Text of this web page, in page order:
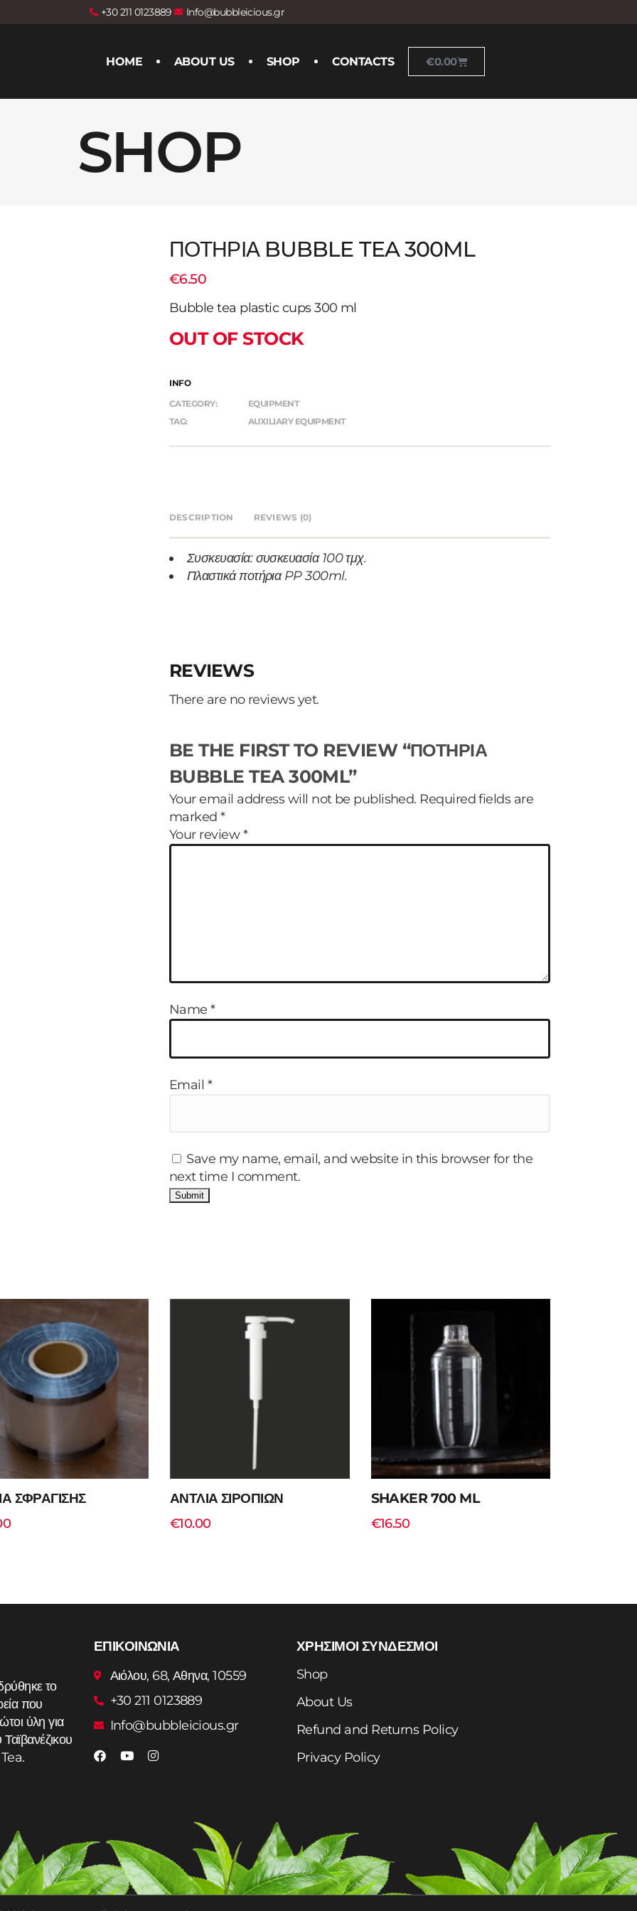
+30 211 0123889 Info@bubbleicious.gr
HOME ABOUT US SHOP CONTACTS €0.00
SHOP
ΠΟΤΗΡΙΑ BUBBLE TEA 300ML
€6.50
Bubble tea plastic cups 300 ml
OUT OF STOCK
INFO
CATEGORY:
EQUIPMENT
TAG:
AUXILIARY EQUIPMENT
DESCRIPTION REVIEWS (0)
Συσκευασία: συσκευασία 100 τμχ.
Πλαστικά ποτήρια PP 300ml.
REVIEWS
There are no reviews yet.
BE THE FIRST TO REVIEW “ΠΟΤΗΡΙΑ
BUBBLE TEA 300ML”
Your email address will not be published. Required fields are
marked*
Your review*
Name*
Email *
Save my name, email, and website in this browser for the
next time I comment.
ΣΦΡΑΓΙΣΗΣ ΑΝΤΛΙΑ ΣΙΡΟΠΙΩΝ
€10.00
Add to cart
SHAKER 700 ML
€16.50
το
που
ύλη για
ΕΠΙΚΟΙΝΩΝΙΑ
Αιόλου, 68, Αθηνα, 10559
+30 211 0123889
Info@bubbleicious.gr
ΧΡΗΣΙΜΟΙ ΣΥΝΔΕΣΜΟΙ
Shop
About Us
Refund and Returns Policy
Privacy Policy